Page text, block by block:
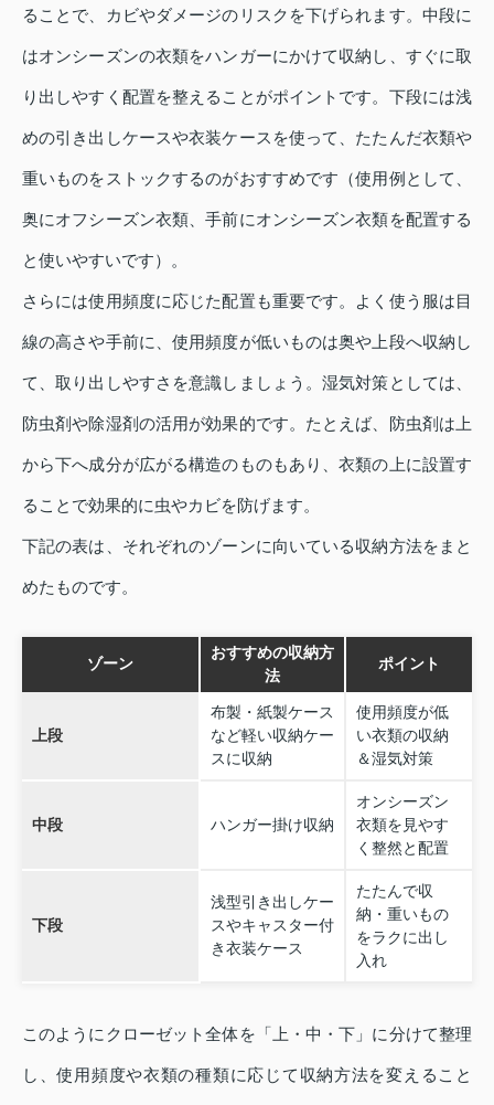
ることで、カビやダメージのリスクを下げられます。中段に
はオンシーズンの衣類をハンガーにかけて収納し、すぐに取
り出しやすく配置を整えることがポイントです。下段には浅
めの引き出しケースや衣装ケースを使って、たたんだ衣類や
重いものをストックするのがおすすめです（使用例として、
奥にオフシーズン衣類、手前にオンシーズン衣類を配置する
と使いやすいです）。
さらには使用頻度に応じた配置も重要です。よく使う服は目
線の高さや手前に、使用頻度が低いものは奥や上段へ収納し
て、取り出しやすさを意識しましょう。湿気対策としては、
防虫剤や除湿剤の活用が効果的です。たとえば、防虫剤は上
から下へ成分が広がる構造のものもあり、衣類の上に設置す
ることで効果的に虫やカビを防げます。
下記の表は、それぞれのゾーンに向いている収納方法をまと
めたものです。
ゾーン
おすすめの収納方
法
ポイント
上段
布製・紙製ケース
など軽い収納ケー
スに収納
使用頻度が低
い衣類の収納
＆湿気対策
中段 ハンガー掛け収納
オンシーズン
衣類を見やす
く整然と配置
下段
浅型引き出しケー
スやキャスター付
き衣装ケース
たたんで収
納・重いもの
をラクに出し
入れ
このようにクローゼット全体を「上・中・下」に分けて整理
し、使用頻度や衣類の種類に応じて収納方法を変えること